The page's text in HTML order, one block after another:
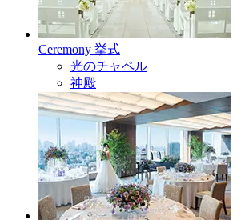
Ceremony 挙式
光のチャペル
神殿